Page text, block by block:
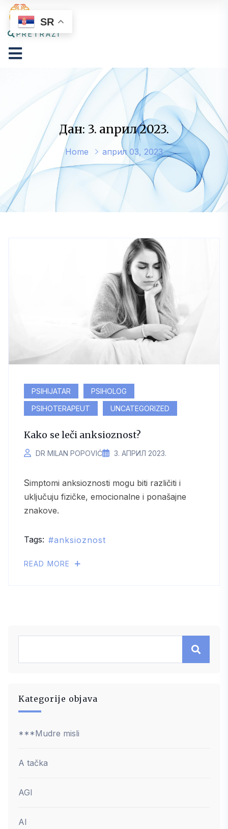
PRETRAŽI
Дан: 3. април 2023.
Home април 03, 2023
PSIHIJATAR
PSIHOLOG
PSIHOTERAPEUT
UNCATEGORIZED
Kako se leči anksioznost?
DR MILAN POPOVIĆ 3. АПРИЛ 2023.
Simptomi anksioznosti mogu biti različiti i
uključuju fizičke, emocionalne i ponašajne
znakove.
Tags: anksioznost
READ MORE
Kategorije objava
***Mudre misli
A tačka
AGI
AI
SR